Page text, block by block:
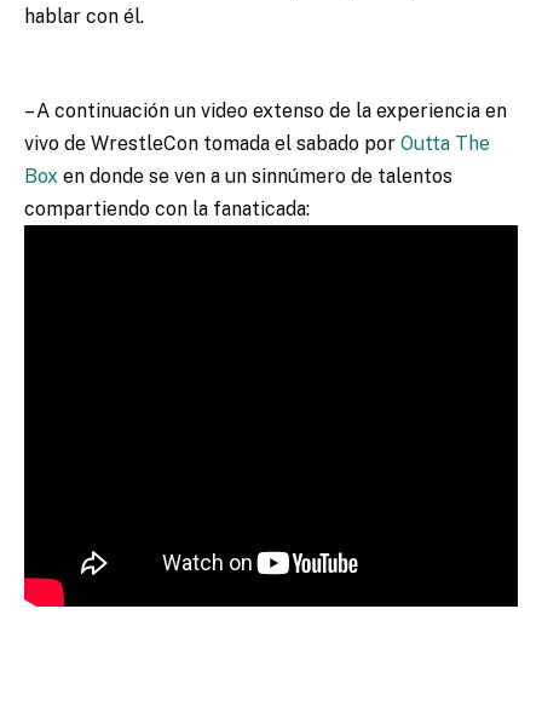
hablar con él.
– A continuación un video extenso de la experiencia en
vivo de WrestleCon tomada el sabado por Outta The
Box en donde se ven a un sinnúmero de talentos
compartiendo con la fanaticada: